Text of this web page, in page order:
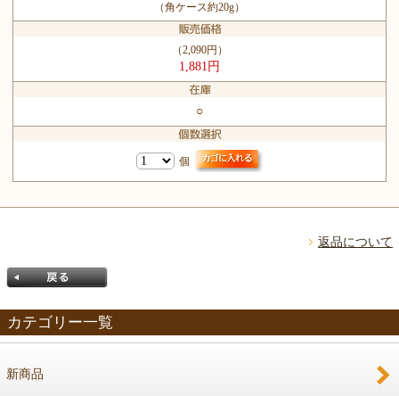
（角ケース約20g）
（2,090円）
1,881円
○
個
返品について
カテゴリー一覧
新商品